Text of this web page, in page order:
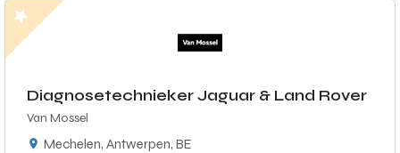
Diagnosetechnieker Jaguar & Land Rover
Van Mossel
Mechelen, Antwerpen, BE